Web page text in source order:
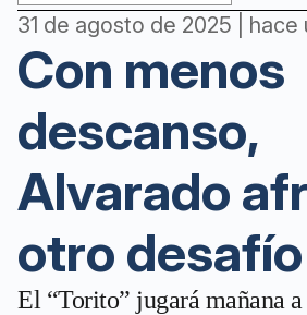
31 de agosto de 2025 | hace
Con menos
descanso,
Alvarado
otro
El “Torito” jugará mañana